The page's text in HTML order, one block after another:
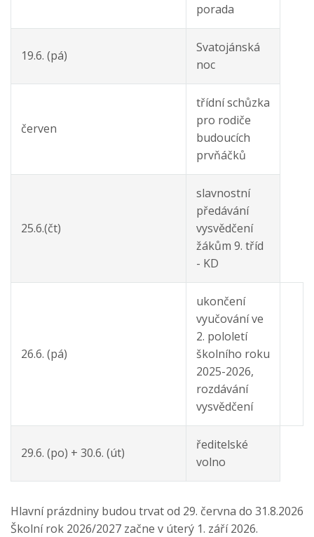
porada
19.6. (pá)
Svatojánská
noc
červen
třídní schůzka
pro rodiče
budoucích
prvňáčků
25.6.(čt)
slavnostní
předávání
vysvědčení
žákům 9. tříd
- KD
26.6. (pá)
ukončení
vyučování ve
2. pololetí
školního roku
2025-2026,
rozdávání
vysvědčení
29.6. (po) + 30.6. (út)
ředitelské
volno
Hlavní prázdniny budou trvat od 29. června do 31.8.2026
Školní rok 2026/2027 začne v úterý 1. září 2026.